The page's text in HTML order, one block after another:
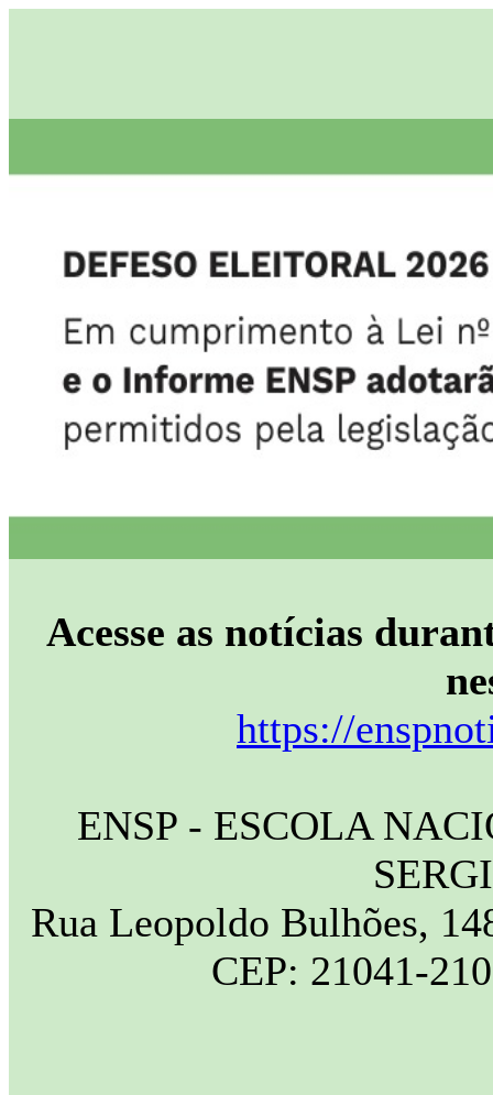
Acesse as notícias
https://
ENSP - ESCOLA
Rua Leopoldo Bulhões,
CEP: 21041-